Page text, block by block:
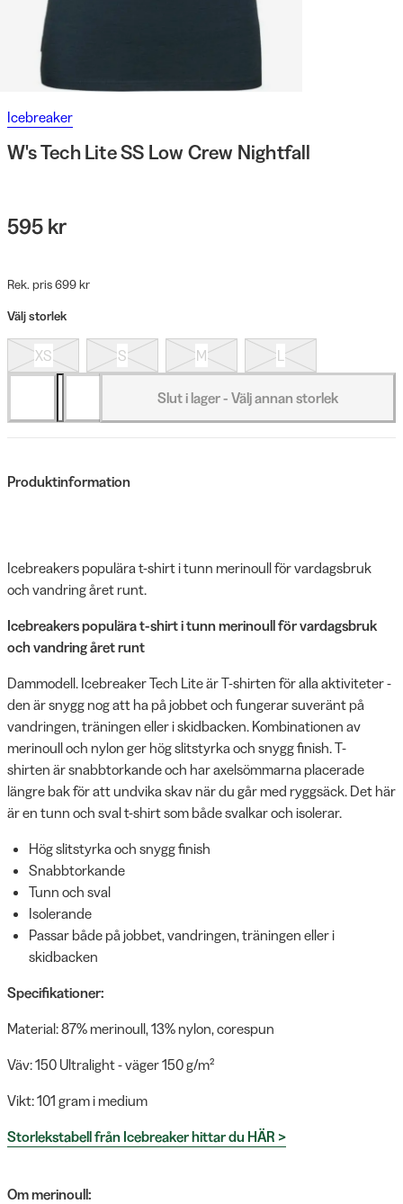
Icebreaker
W's Tech Lite SS Low Crew Nightfall
595 kr
Rek. pris 699 kr
Välj storlek
XS S M L
Slut i lager - Välj annan storlek
Produktinformation
Icebreakers populära t-shirt i tunn merinoull för vardagsbruk
och vandring året runt.
Icebreakers populära t-shirt i tunn merinoull för vardagsbruk
och vandring året runt
Dammodell. Icebreaker Tech Lite är T-shirten för alla aktiviteter -
den är snygg nog att ha på jobbet och fungerar suveränt på
vandringen, träningen eller i skidbacken. Kombinationen av
merinoull och nylon ger hög slitstyrka och snygg finish. T-
shirten är snabbtorkande och har axelsömmarna placerade
längre bak för att undvika skav när du går med ryggsäck. Det här
är en tunn och sval t-shirt som både svalkar och isolerar.
Hög slitstyrka och snygg finish
Snabbtorkande
Tunn och sval
Isolerande
Passar både på jobbet, vandringen, träningen eller i
skidbacken
Specifikationer:
Material: 87% merinoull, 13% nylon, corespun
Väv: 150 Ultralight - väger 150 g/m²
Vikt: 101 gram i medium
Storlekstabell från Icebreaker hittar du HÄR >
Om merinoull: